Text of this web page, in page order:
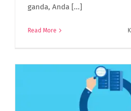
ganda, Anda [...]
Read More